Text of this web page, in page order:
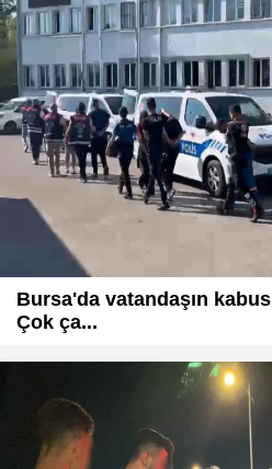
Bursa'da vatandaşın
Çok ça...